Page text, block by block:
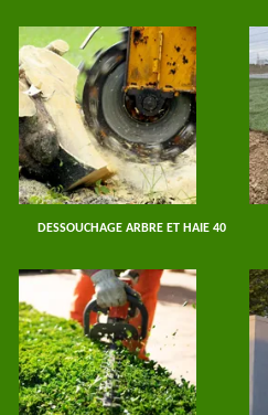
DESSOUCHAGE ARBRE ET HAIE 40